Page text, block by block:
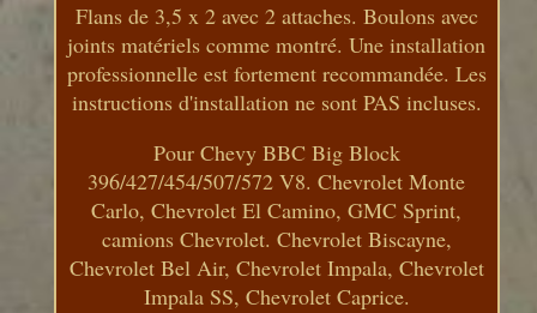
Flans de 3,5 x 2 avec 2 attaches. Boulons avec
joints matériels comme montré. Une installation
professionnelle est fortement recommandée. Les
instructions d'installation ne sont PAS incluses.
Pour Chevy BBC Big Block
396/427/454/507/572 V8. Chevrolet Monte
Carlo, Chevrolet El Camino, GMC Sprint,
camions Chevrolet. Chevrolet Biscayne,
Chevrolet Bel Air, Chevrolet Impala, Chevrolet
Impala SS, Chevrolet Caprice.